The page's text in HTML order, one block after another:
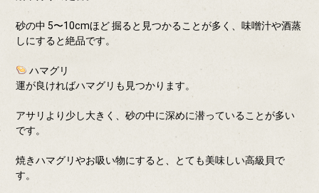
砂の中 5〜10cmほど 掘ると見つかることが多く、味噌汁や酒蒸
しにすると絶品です。
ハマグリ
運が良ければハマグリも見つかります。
アサリより少し大きく、砂の中に深めに潜っていることが多い
です。
焼きハマグリやお吸い物にすると、とても美味しい高級貝で
す。